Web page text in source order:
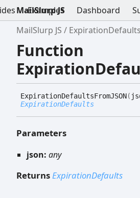
Examples Dashboard
MailSlurp JS
MailSlurp JS
Function
ExpirationDefaultsFromJSON(
ExpirationDefaults
Parameters
json: any
ReturnsExpirationDefaults